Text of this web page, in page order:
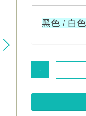
黑色 / 白
-